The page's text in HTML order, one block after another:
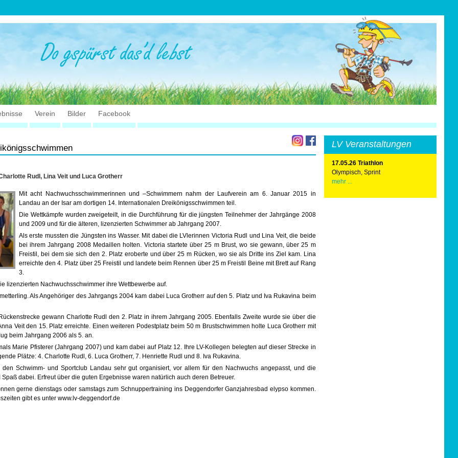
Verein Bilder Facebook
Rudl, Lina Veit und Luca Grotherr
Mit acht Nachwuchsschwimmerinnen und –Schwimmern nahm der Laufverein am 6. Januar 2015 in
Landau an der Isar am dortigen 14. Internationalen Dreikönigsschwimmen teil.
Die Wettkämpfe wurden zweigeteilt, in die Durchführung für die jüngsten Teilnehmer der Jahrgänge 2008
und 2009 und für die älteren, lizenzierten Schwimmer ab Jahrgang 2007.
Als erste mussten die Jüngsten ins Wasser. Mit dabei die LVlerinnen Victoria Rudl und Lina Veit, die beide
bei ihrem Jahrgang 2008 Medaillen holten. Victoria startete über 25 m Brust, wo sie gewann, über 25 m
Freistil, bei dem sie sich den 2. Platz eroberte und über 25 m Rücken, wo sie als Dritte ins Ziel kam. Lina
erreichte den 4. Platz über 25 Freistil und landete beim Rennen über 25 m Freistil Beine mit Brett auf Rang
3.
lizenzierten Nachwuchsschwimmer ihre Wettbewerbe auf.
Als Angehöriger des Jahrgangs 2004 kam dabei Luca Grotherr auf den 5. Platz und Iva Rukavina beim
gewann Charlotte Rudl den 2. Platz in ihrem Jahrgang 2005. Ebenfalls Zweite wurde sie über die
Veit den 15. Platz erreichte. Einen weiteren Podestplatz beim 50 m Brustschwimmen holte Luca Grotherr mit
beim Jahrgang 2006 als 5. an.
Marie Pfisterer (Jahrgang 2007) und kam dabei auf Platz 12. Ihre LV-Kollegen belegten auf dieser Strecke in
Plätze: 4. Charlotte Rudl, 6. Luca Grotherr, 7. Henriette Rudl und 8. Iva Rukavina.
den Schwimm- und Sportclub Landau sehr gut organisiert, vor allem für den Nachwuchs angepasst, und die
dabei. Erfreut über die guten Ergebnisse waren natürlich auch deren Betreuer.
gerne dienstags oder samstags zum Schnuppertraining ins Deggendorfer Ganzjahresbad elypso kommen.
gibt es unter www.lv-deggendorf.de
LV Veranstaltungen
17.05.26 Triathlon
Olympisch, Sprint
mehr ...